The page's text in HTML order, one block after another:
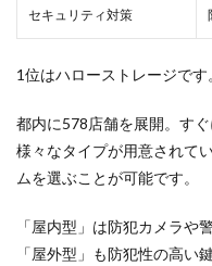
セキュリティ対策
1位はハローストレージです
都内に578店舗を展開。す
様々なタイプが用意されて
ムを選ぶことが可能です。
「屋内型」は防犯カメラや
「屋外型」も防犯性の高い